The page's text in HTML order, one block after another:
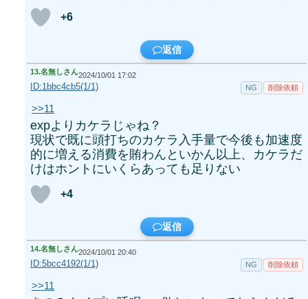
+6
返信
13.名無しさん2024/10/01 17:02
ID:1bbc4cb5(1/1) NG 削除依頼
>>11
expよりカケラじゃね？
現状で既に頭打ちのカケラ入手量で今後も加速度
的に増える消費を賄わんといかん以上、カケラだ
けはホントにいくらあっても足りない
+4
返信
14.名無しさん2024/10/01 20:40
ID:5bcc4192(1/1) NG 削除依頼
>>11